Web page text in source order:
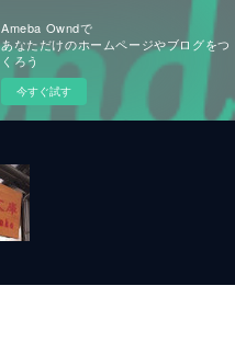
Ameba Owndで
あなただけのホームページやブログをつ
くろう
今すぐ試す